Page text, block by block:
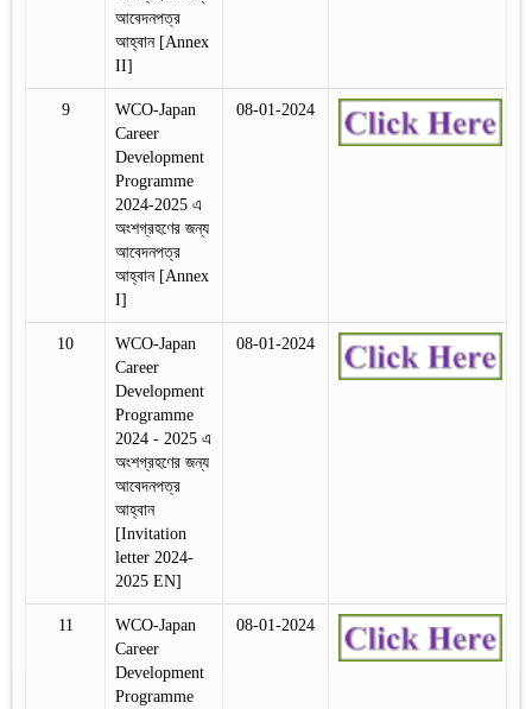
আবেদনপত্র
আহ্বান [Annex
II]
9
WCO-Japan
Career
Development
Programme
2024-2025 এ
অংশগ্রহণের জন্য
আবেদনপত্র
আহ্বান [Annex
I]
08-01-2024
10
WCO-Japan
Career
Development
Programme
2024 - 2025 এ
অংশগ্রহণের জন্য
আবেদনপত্র
আহ্বান
[Invitation
letter 2024-
2025 EN]
08-01-2024
11
WCO-Japan
Career
Development
Programme
08-01-2024